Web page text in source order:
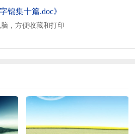
锦集十篇.doc》
，方便收藏和打印